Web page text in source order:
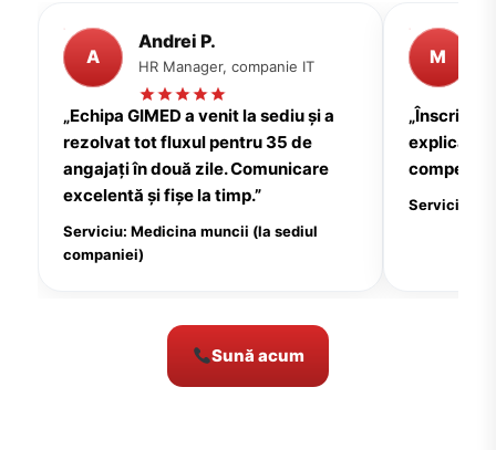
A
Andrei P.
HR Manager, companie IT
„Echipa GIMED a venit la sediu și a
rezolvat tot fluxul pentru 35 de
angajați în două zile. Comunicare
excelentă și fișe la timp.”
Serviciu: Medicina muncii (la sediul
companiei)
M
explicații
Serviciu:
Sună acum